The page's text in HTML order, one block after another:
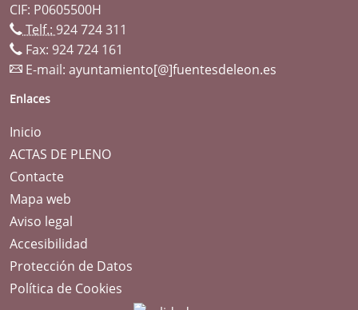
CIF: P0605500H
Telf.: 924 724 311
Fax: 924 724 161
E-mail: ayuntamiento[@]fuentesdeleon.es
Enlaces
Inicio
ACTAS DE PLENO
Contacte
Mapa web
Aviso legal
Accesibilidad
Protección de Datos
Política de Cookies